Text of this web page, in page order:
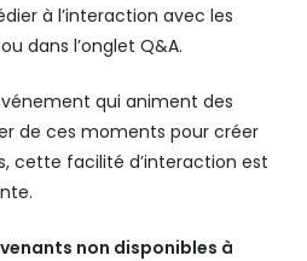
à l’interaction avec les
dans l’onglet Q&A.
qui animent des
de ces moments pour créer
cette facilité d’interaction est
non disponibles à